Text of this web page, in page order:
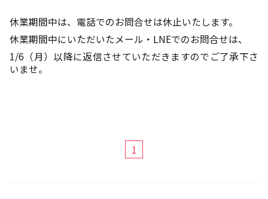
休業期間中は、電話でのお問合せは休止いたします。
休業期間中にいただいたメール・LNEでのお問合せは、
1/6（月）以降に返信させていただきますのでご了承下さ
いませ。
1